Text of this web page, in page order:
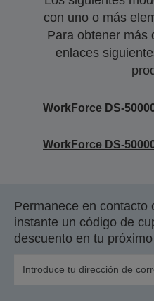
con uno o más
Para obtener más
enlaces
WorkForce DS-
WorkForce DS-
Permanece en contacto
instante un código de
descuento en tu